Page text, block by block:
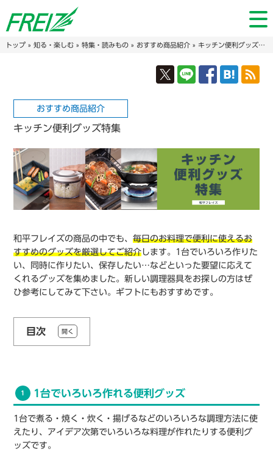
トップ» 知る・楽しむ» 特集・読みもの» おすすめ商品紹介» キッチン便利グッズ特集
おすすめ商品紹介
キッチン便利グッズ特集
和平フレイズの商品の中でも、毎日のお料理で便利に使えるお
すすめのグッズを厳選してご紹介 します。1台でいろいろ作りた
い、同時に作りたい、保存したい…などといった要望に応えて
くれるグッズを集めました。新しい調理器具をお探しの方はぜ
ひ参考にしてみて下さい。ギフトにもおすすめです。
目次 開く
1 1台でいろいろ作れる便利グッズ
1台で煮る・焼く・炊く・揚げるなどのいろいろな調理方法に使
えたり、アイデア次第でいろいろな料理が作れたりする便利グ
ッズです。